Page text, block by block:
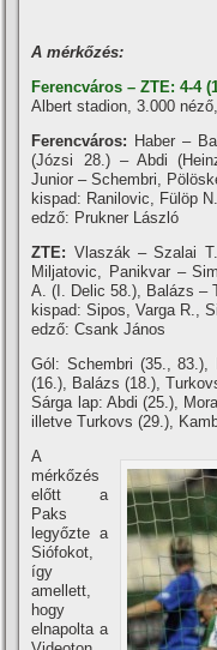
A mérkőzés:
Ferencváros – ZTE: 4-4
Albert stadion, 3.000
Ferencváros: Haber –
(Józsi 28.) – Abdi
Junior – Schembri,
kispad: Ranilovic, Fülöp N.
edző: Prukner László
ZTE: Vlaszák – Szalai
Miljatovic, Panikvar –
A. (I. Delic 58.), Balázs –
kispad: Sipos, Varga R.,
edző: Csank János
Gól: Schembri (35.,
(16.), Balázs (18.),
Sárga lap: Abdi (25.),
illetve Turkovs (29.),
A
mérkőzés
előtt a
Paks
legyőzte a
Siófokot,
í­gy
amellett,
hogy
elnapolta a